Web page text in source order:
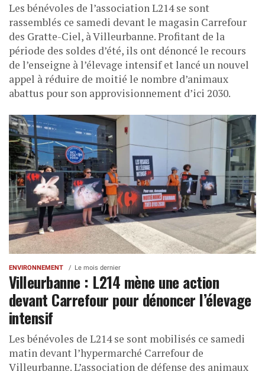
Les bénévoles de l’association L214 se sont
rassemblés ce samedi devant le magasin Carrefour
des Gratte-Ciel, à Villeurbanne. Profitant de la
période des soldes d’été, ils ont dénoncé le recours
de l’enseigne à l’élevage intensif et lancé un nouvel
appel à réduire de moitié le nombre d’animaux
abattus pour son approvisionnement d’ici 2030.
ENVIRONNEMENT Le mois dernier
Villeurbanne : L214 mène une action
devant Carrefour pour dénoncer l’élevage
intensif
Les bénévoles de L214 se sont mobilisés ce samedi
matin devant l’hypermarché Carrefour de
Villeurbanne. L’association de défense des animaux